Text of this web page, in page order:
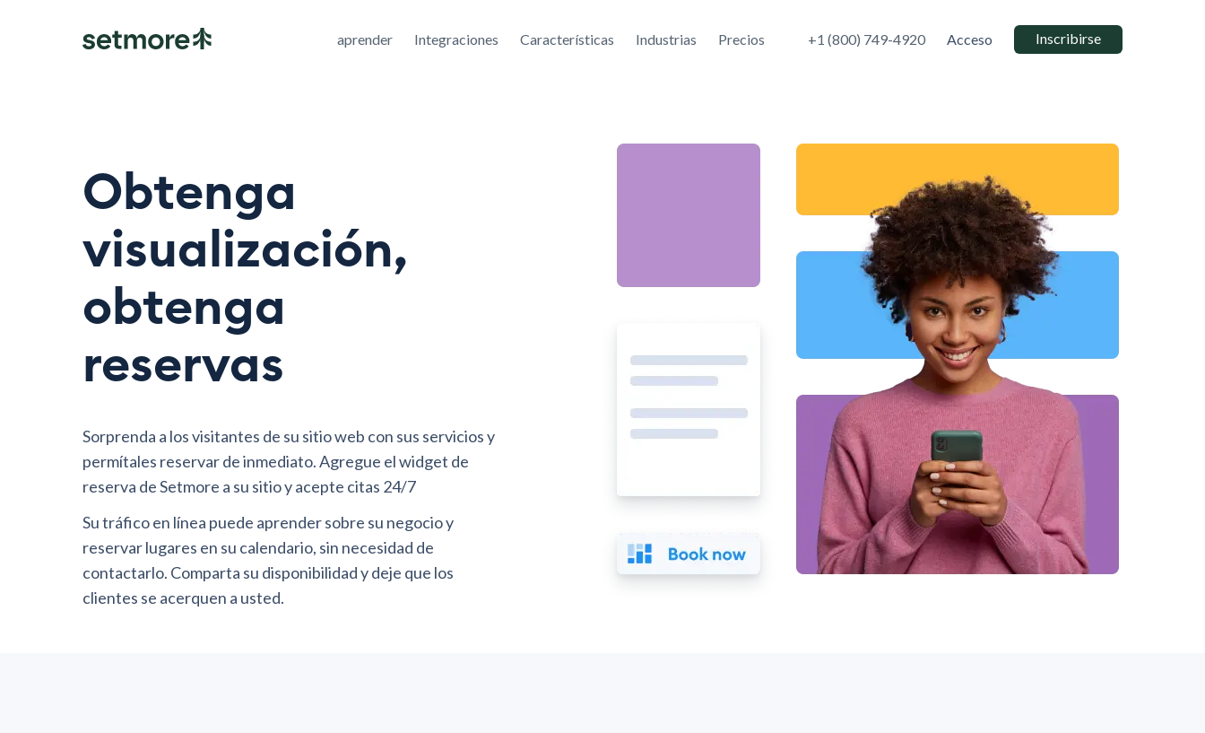
aprender Integraciones Características Industrias Precios +1 (800) 749-4920 Acceso Inscribirse
Obtenga
visualización,
obtenga
reservas
Sorprenda a los visitantes de su sitio web con sus servicios y
permítales reservar de inmediato. Agregue el widget de
reserva de Setmore a su sitio y acepte citas 24/7
Su tráfico en línea puede aprender sobre su negocio y
reservar lugares en su calendario, sin necesidad de
contactarlo. Comparta su disponibilidad y deje que los
clientes se acerquen a usted.